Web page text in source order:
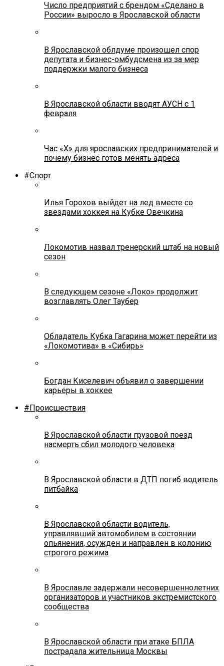
Число предприятий с брендом «Сделано в
России» выросло в Ярославской области
В Ярославской облдуме произошел спор
депутата и бизнес-омбудсмена из за мер
поддержки малого бизнеса
В Ярославской области вводят АУСН с 1
февраля
Час «Х» для ярославских предпринимателей и
почему бизнес готов менять адреса
#Спорт
Илья Горохов выйдет на лед вместе со
звездами хоккея на Кубке Овечкина
Локомотив назвал тренерский штаб на новый
сезон
В следующем сезоне «Локо» продолжит
возглавлять Олег Таубер
Обладатель Кубка Гагарина может перейти из
«Локомотива» в «Сибирь»
Богдан Киселевич объявил о завершении
карьеры в хоккее
#Происшествия
В Ярославской области грузовой поезд
насмерть сбил молодого человека
В Ярославской области в ДТП погиб водитель
питбайка
В Ярославской области водитель,
управлявший автомобилем в состоянии
опьянения, осужден и направлен в колонию
строгого режима
В Ярославле задержали несовершеннолетних
организаторов и участников экстремистского
сообщества
В Ярославской области при атаке БПЛА
пострадала жительница Москвы